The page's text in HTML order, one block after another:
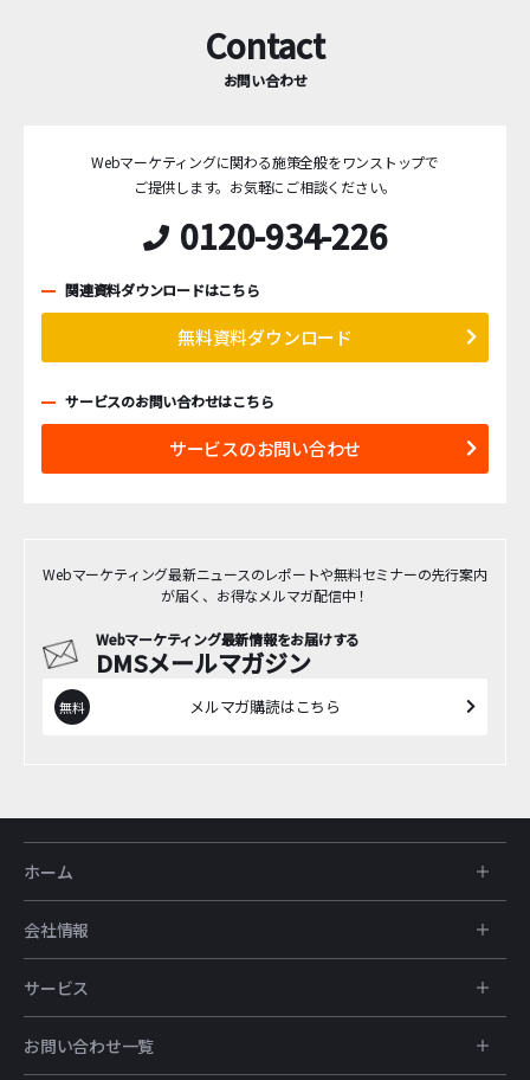
Contact
お問い合わせ
Webマーケティングに関わる施策全般をワンストップで
ご提供します。 お気軽にご相談ください。
0120-934-226
関連資料ダウンロードはこちら
無料資料ダウンロード
サービスのお問い合わせはこちら
サービスのお問い合わせ
Webマーケティング最新ニュースのレポートや無料セミナーの先行案内
が届く、お得なメルマガ配信中！
Webマーケティング最新情報をお届けする
DMSメールマガジン
メルマガ購読はこちら
ホーム
会社情報
サービス
お問い合わせ一覧